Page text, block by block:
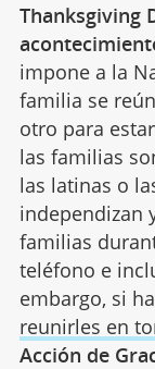
Thanksgiving
impone a la
familia se
otro para
las familias
las latinas o
independizan
familias
teléfono e
embargo, si
reunirles en
Acción de